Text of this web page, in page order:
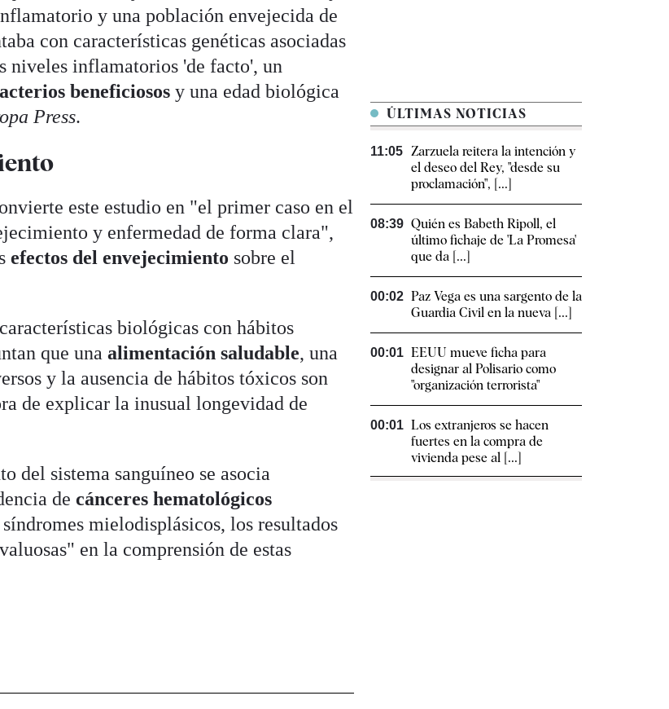
y una población envejecida de
con características genéticas asociadas
niveles inflamatorios 'de facto', un
beneficiosos y una edad biológica
Press.
este estudio en "el primer caso en el
y enfermedad de forma clara",
efectos del envejecimiento sobre el
biológicas con hábitos
que unaalimentación saludable, una
y la ausencia de hábitos tóxicos son
de explicar la inusual longevidad de
del sistema sanguíneo se asocia
decánceres hematológicos
mielodisplásicos, los resultados
en la comprensión de estas
ÚLTIMAS NOTICIAS
11:05 Zarzuela reitera la intención y
el deseo del Rey, "desde su
proclamación", [...]
08:39 Quién es Babeth Ripoll, el
último fichaje de 'La Promesa'
que da [...]
00:02 Paz Vega es una sargento de la
Guardia Civil en la nueva [...]
00:01 EEUU mueve ficha para
designar al Polisario como
"organización terrorista"
00:01 Los extranjeros se hacen
fuertes en la compra de
vivienda pese al [...]